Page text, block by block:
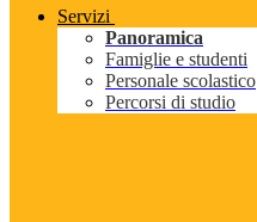
Servizi
Panoramica
Famiglie e studenti
Personale scolastico
Percorsi di studio